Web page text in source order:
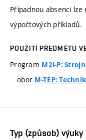
Případnou absenci
výpočtových příkladů.
POUŽITÍ PŘEDMĚTU
Program M2I-P:
obor M-TEP:
Typ (způsob) výuky